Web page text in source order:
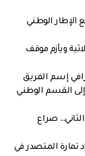
الإطار الوطني
ويأزم موقف
الإحترافي إسم الفريق
إلى القسم الوطني
صراع
تمارة المتصدر في